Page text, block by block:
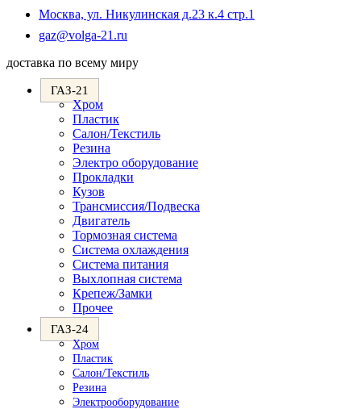
Москва, ул. Никулинская д.23 к.4 стр.1
gaz@volga-21.ru
вашем
доставка по всему миру
ГАЗ-21
Хром
Пластик
Салон/Текстиль
Резина
Электро оборудование
Прокладки
Кузов
Трансмиссия/Подвеска
Двигатель
Тормозная система
Система охлаждения
Система питания
Выхлопная система
Крепеж/Замки
Прочее
ГАЗ-24
Хром
Пластик
Салон/Текстиль
Резина
Электрооборудование